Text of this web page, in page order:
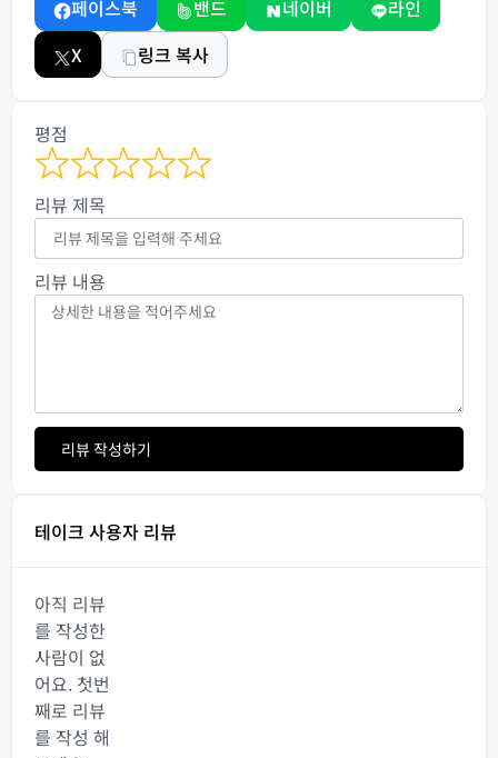
페이스북 밴드 네이버
라인
X
링크 복사
평점
리뷰 제목
리뷰 내용
리뷰 작성하기
테이크 사용자 리뷰
아직 리뷰
를 작성한
사람이 없
어요. 첫번
째로 리뷰
를 작성 해